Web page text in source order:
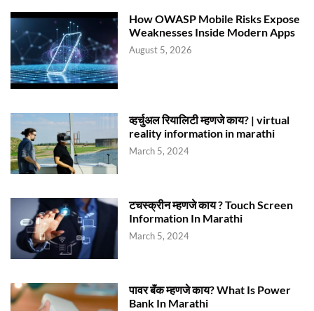
How OWASP Mobile Risks Expose
Weaknesses Inside Modern Apps
August 5, 2026
व्हर्चुअल रियालिटी म्हणजे काय? | virtual
reality information in marathi
March 5, 2024
टचस्क्रीन म्हणजे काय ? Touch Screen
Information In Marathi
March 5, 2024
पावर बॅंक म्हणजे काय? What Is Power
Bank In Marathi